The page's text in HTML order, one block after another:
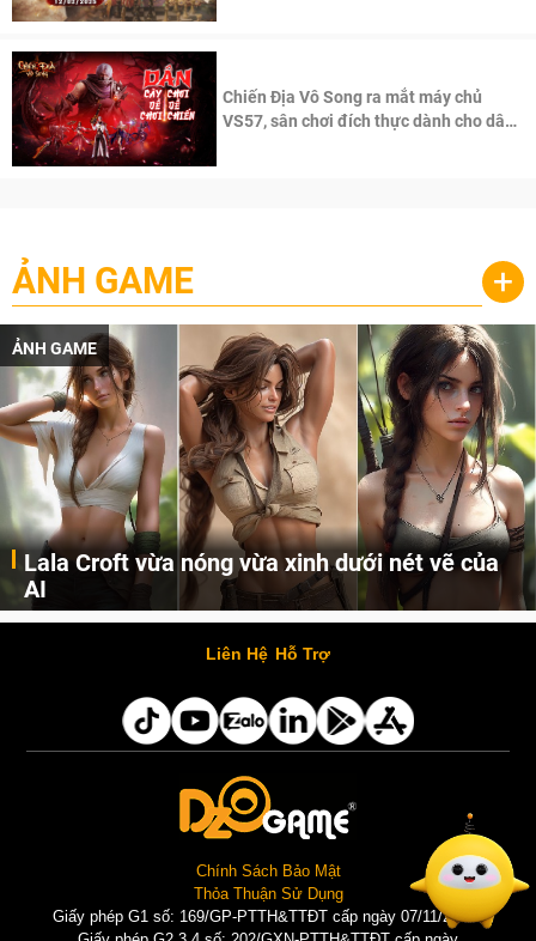
Chiến Địa Vô Song ra mắt máy chủ
VS57, sân chơi đích thực dành cho dân
ẢNH GAME +
ẢNH GAME
Lala Croft vừa nóng vừa xinh dưới nét vẽ của
AI
Cùng đến với những hình ảnh Lala Croft của Tomb Raider dưới nét vẽ của AI. Một cô nàng xinh đẹp, nóng bỏng nhưng cũng rắn rỏi và mạnh mẽ.
Liên Hệ Hỗ Trợ
Chính Sách Bảo Mật
Thỏa Thuận Sử Dụng
Giấy phép G1 số: 169/GP-PTTH&TTĐT cấp ngày 07/11/2025 |